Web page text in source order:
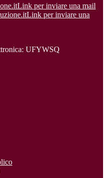
Link per inviare una mail
Link per inviare una
UFYWSQ